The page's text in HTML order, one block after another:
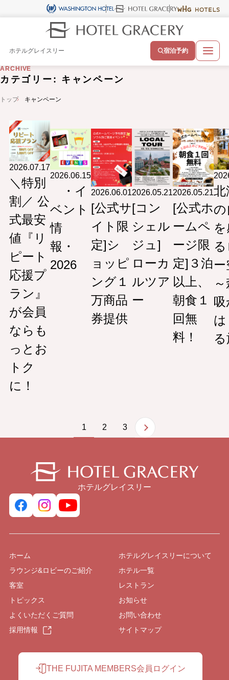
ホテルグレイスリー 宿泊予約
ARCHIVE
カテゴリー: キャンペーン
トップ キャンペーン
2026.07.17
＼特別
割／ 公
式最安
値『リ
ピート
応援プ
ラン』
が会員
ならも
っとお
トク
に！
2026.06.15
・イ
ベント
情
報・
2026
2026.06.01
[公式サ
イト限
定]シ
ョッピ
ング１
万商品
券提供
2026.05.21
[コン
シェル
ジュ]
ローカ
ルツア
ー
2026.05.21
[公式ホ
ームペ
ージ限
定]３泊
以上、
朝食１
回無
料！
北
の
1 2 3
ホテルグレイスリー
ホーム
ホテルグレイスリーについて
ラウンジ&ロビーのご紹介
ホテル一覧
客室
レストラン
トピックス
お知らせ
よくいただくご質問
お問い合わせ
採用情報
サイトマップ
THE FUJITA MEMBERS会員ログイン